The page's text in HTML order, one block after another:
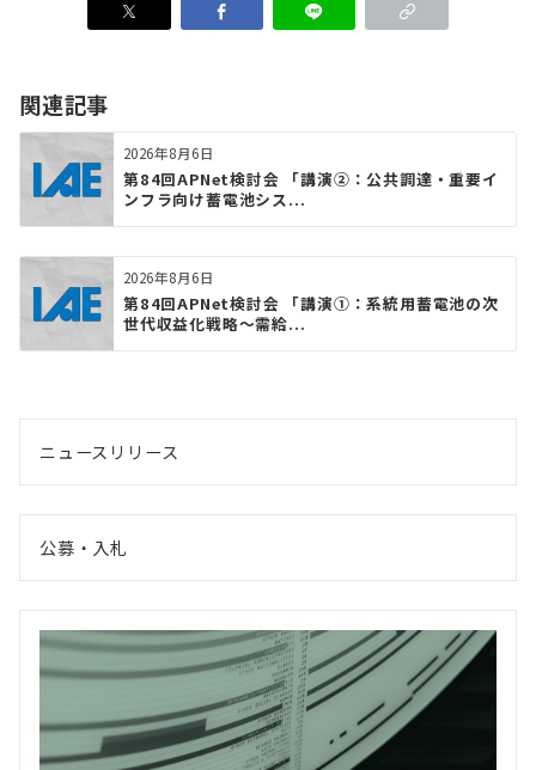
関連記事
2026年8月6日
第84回APNet検討会 「講演②：公共調達・重要イ
ンフラ向け蓄電池シス...
2026年8月6日
第84回APNet検討会 「講演①：系統用蓄電池の次
世代収益化戦略〜需給...
ニュースリリース
公募・入札